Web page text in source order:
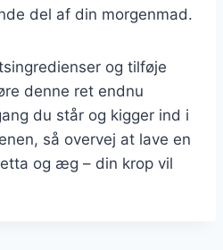
del af din morgenmad.
og tilføje
denne ret endnu
du står og kigger ind i
så overvej at lave en
og æg – din krop vil